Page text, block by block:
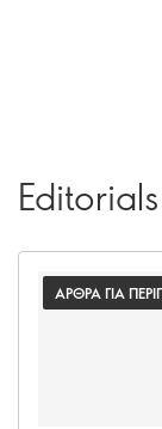
ΑΡΘΡΑ ΓΙΑ